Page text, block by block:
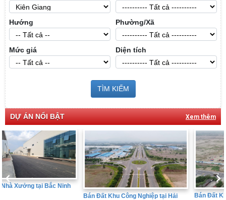
Hướng Phường/Xã
Mức giá Diện tích
TÌM KIẾM
DỰ ÁN NỔI BẬT Xem thêm
Bán Đất Khu Công Nghiệp tại Hải
Bán Đất Khu Công Nghiệp tại Hưng